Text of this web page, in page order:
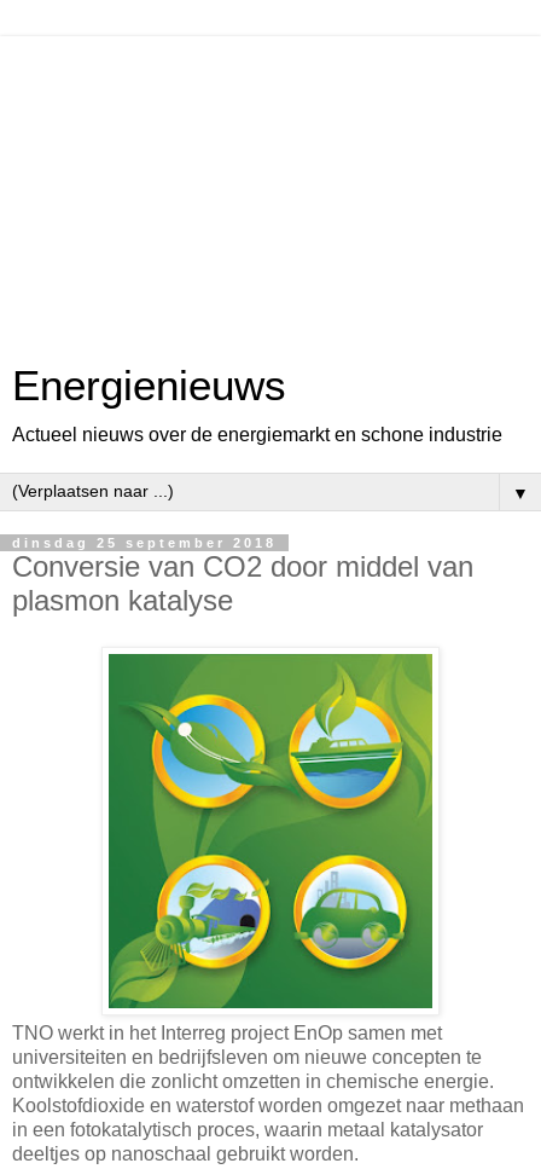
Energienieuws
Actueel nieuws over de energiemarkt en schone industrie
▼
dinsdag 25 september 2018
Conversie van CO2 door middel van
plasmon katalyse
TNO werkt in het Interreg project EnOp samen met
universiteiten en bedrijfsleven om nieuwe concepten te
ontwikkelen die zonlicht omzetten in chemische energie.
Koolstofdioxide en waterstof worden omgezet naar methaan
in een fotokatalytisch proces, waarin metaal katalysator
deeltjes op nanoschaal gebruikt worden.